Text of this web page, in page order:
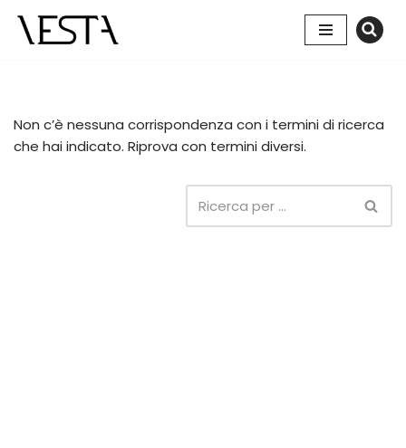
Vai
Non c’è nessuna corrispondenza con i termini di ricerca
che hai indicato. Riprova con termini diversi.